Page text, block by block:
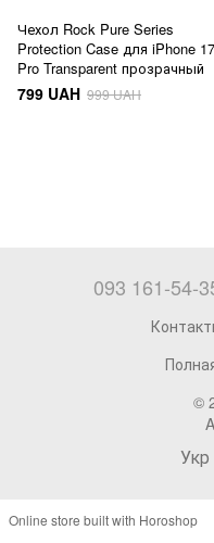
Чехол Rock Pure Series
Protection Case для iPhone 17
Pro Transparent прозрачный
799 UAH 999 UAH
093 161-54-
©
Укр
Online store built with Horoshop